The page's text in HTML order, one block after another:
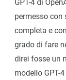
GPT-4 di
permesso con
completa e
grado di fare
direi fosse un
modello GPT-